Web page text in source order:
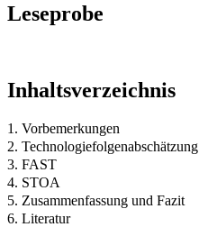
Leseprobe
Inhaltsverzeichnis
1. Vorbemerkungen
2. Technologiefolgenabschätzung
3. FAST
4. STOA
5. Zusammenfassung und Fazit
6. Literatur